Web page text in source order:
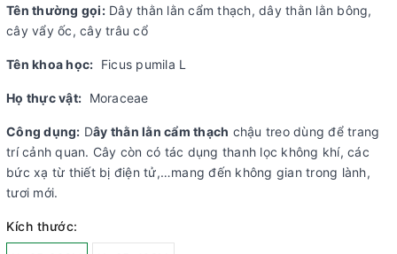
Tên thường gọi:Dây thằn lằn cẩm thạch, dây thằn lằn bông,
cây vẩy ốc, cây trâu cổ
Tên khoa học: Ficus pumila L
Họ thực vật: Moraceae
Công dụng: Dây thằn lằn cẩm thạch chậu treo dùng để trang
trí cảnh quan. Cây còn có tác dụng thanh lọc không khí, các
bức xạ từ thiết bị điện tử,…mang đến không gian trong lành,
tươi mới.
Kích thước: